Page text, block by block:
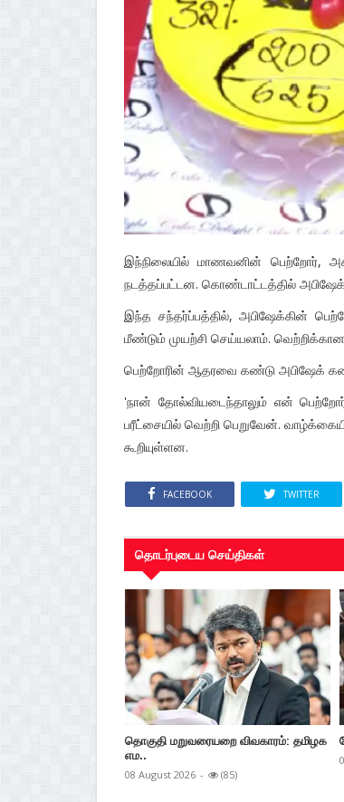
இந்நிலையில் மாணவனின் பெற்றோர்,
நடத்தப்பட்டன. கொண்டாட்டத்தில் அபிஷேக்
இந்த சந்தர்ப்பத்தில், அபிஷேக்கின்
மீண்டும் முயற்சி செய்யலாம்.
பெற்றோரின் ஆதரவை கண்டு அபிஷேக்
'நான் தோல்வியடைந்தாலும் என்
பரீட்சையில் வெற்றி பெறுவேன்.
கூறியுள்ளன.
FACEBOOK TWITTER
தொடர்புடைய செய்திகள்
தொகுதி மறுவரையறை விவகாரம்: தமிழக
எம..
08 August 2026 - (85)